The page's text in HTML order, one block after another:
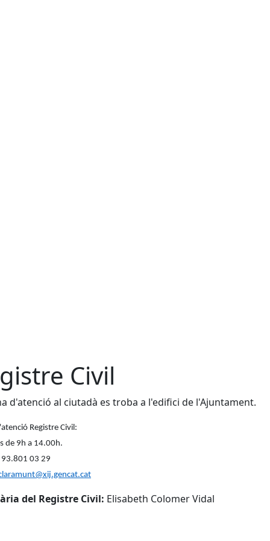
Civil
d'atenció al ciutadà es troba a l'edifici de l'Ajuntament.
Registre Civil:
de 9h a 14.00h.
93.801 03 29
del Registre Civil: Elisabeth Colomer Vidal